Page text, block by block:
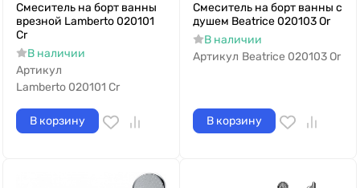
Смеситель на борт ванны
врезной Lamberto 020101
Cr
В наличии
Артикул
Lamberto 020101 Cr
В корзину
Смеситель на борт ванны с
душем Beatrice 020103 Or
В наличии
Артикул Beatrice 020103 Or
В корзину